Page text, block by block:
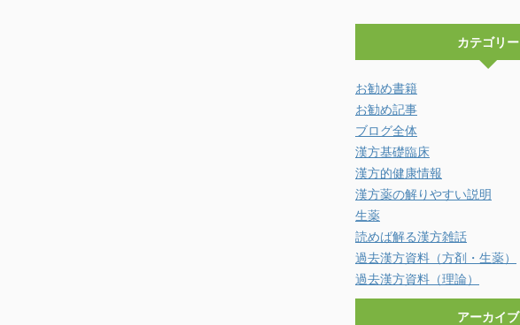
カテゴリー
お勧め書籍
お勧め記事
ブログ全体
漢方基礎臨床
漢方的健康情報
漢方薬の解りやすい説明
生薬
読めば解る漢方雑話
過去漢方資料（方剤・生薬）
過去漢方資料（理論）
アーカイブ